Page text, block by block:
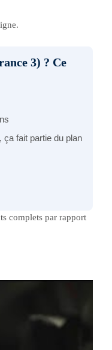
3) ? Ce
fait partie du plan
complets par rapport